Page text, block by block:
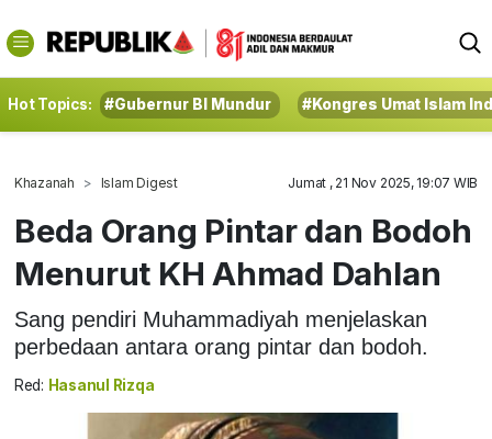
Hot Topics: #Gubernur BI Mundur #Kongres Umat Islam
Khazanah Islam Digest Jumat , 21 Nov 2025, 19:07 WIB
Beda Orang Pintar dan Bodoh
Menurut KH Ahmad Dahlan
Sang pendiri Muhammadiyah menjelaskan
perbedaan antara orang pintar dan bodoh.
Red: Hasanul Rizqa